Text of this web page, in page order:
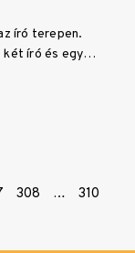
író terepen.
két író és egy…
308 …
310